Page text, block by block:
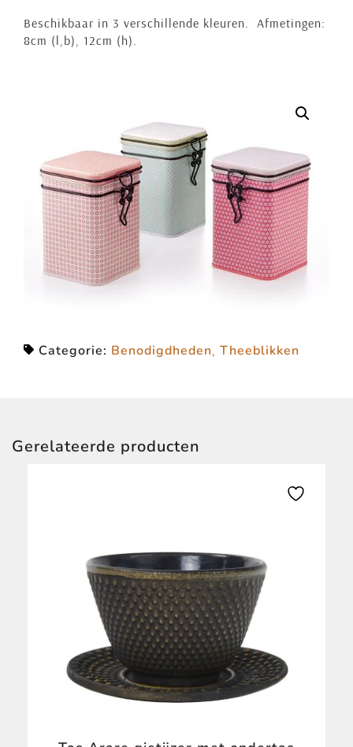
Beschikbaar in 3 verschillende kleuren. Afmetingen:
8cm (l,b), 12cm (h).
Categorie: Benodigdheden Theeblikken
Gerelateerde producten